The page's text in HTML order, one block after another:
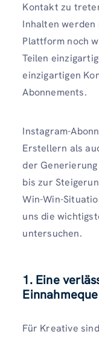
Kontakt zu
Inhalten
Plattform noch
Teilen
einzigartigen
Abonnements.
Instagram-
Erstellern als
der
bis zur
Win-Win-
uns die
untersuchen.
1. Eine
Für Kreative